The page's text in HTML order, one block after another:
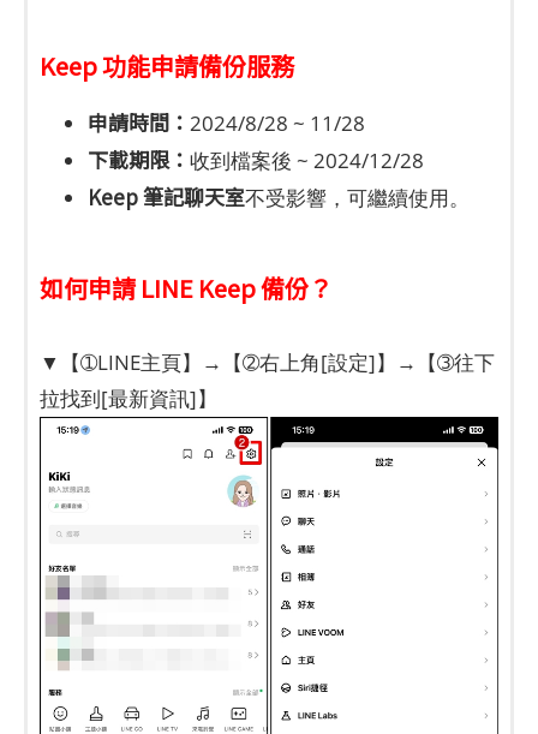
Keep 功能申請備份服務
申請時間： 2024/8/28 ~ 11/28
下載期限： 收到檔案後 ~ 2024/12/28
Keep 筆記聊天室不受影響，可繼續使用。
如何申請 LINE Keep 備份？
▼【➀LINE主頁】→【➁右上角[設定]】→【➂往下
拉找到[最新資訊]】